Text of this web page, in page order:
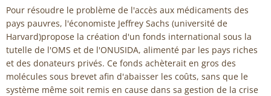
Pour résoudre le problème de l'accès aux médicaments des
pays pauvres, l'économiste Jeffrey Sachs (université de
Harvard)propose la création d'un fonds international sous la
tutelle de l'OMS et de l'ONUSIDA, alimenté par les pays riches
et des donateurs privés. Ce fonds achèterait en gros des
molécules sous brevet afin d'abaisser les coûts, sans que le
système même soit remis en cause dans sa gestion de la crise